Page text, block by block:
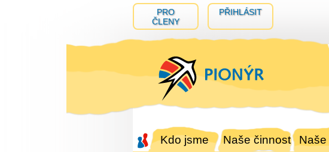
PRO
ČLENY
PŘIHLÁSIT
Kdo jsme Naše činnost